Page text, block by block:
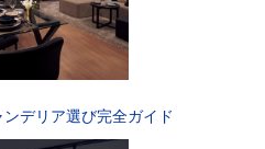
デリア選び完全ガイド